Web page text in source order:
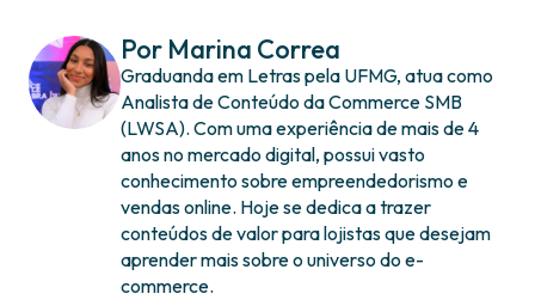
Por Marina Correa
Graduanda em Letras pela UFMG, atua como
Analista de Conteúdo da Commerce SMB
(LWSA). Com uma experiência de mais de 4
anos no mercado digital, possui vasto
conhecimento sobre empreendedorismo e
vendas online. Hoje se dedica a trazer
conteúdos de valor para lojistas que desejam
aprender mais sobre o universo do e-
commerce.